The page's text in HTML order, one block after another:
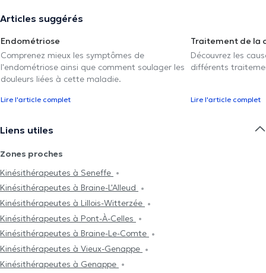
Articles suggérés
Endométriose
Comprenez mieux les symptômes de
l'endométriose ainsi que comment soulager les
douleurs liées à cette maladie.
Lire l'article complet
Traitement de la
Découvrez les
différents
Lire l'article complet
Liens utiles
Zones proches
Kinésithérapeutes à Seneffe
Kinésithérapeutes à Braine-L'Alleud
Kinésithérapeutes à Lillois-Witterzée
Kinésithérapeutes à Pont-À-Celles
Kinésithérapeutes à Braine-Le-Comte
Kinésithérapeutes à Vieux-Genappe
Kinésithérapeutes à Genappe